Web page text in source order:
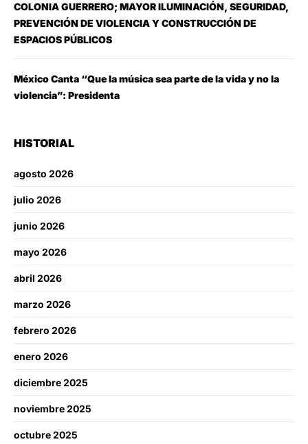
COLONIA GUERRERO; MAYOR ILUMINACIÓN, SEGURIDAD,
PREVENCIÓN DE VIOLENCIA Y CONSTRUCCIÓN DE
ESPACIOS PÚBLICOS
México Canta “Que la música sea parte de la vida y no la
violencia”: Presidenta
HISTORIAL
agosto 2026
julio 2026
junio 2026
mayo 2026
abril 2026
marzo 2026
febrero 2026
enero 2026
diciembre 2025
noviembre 2025
octubre 2025